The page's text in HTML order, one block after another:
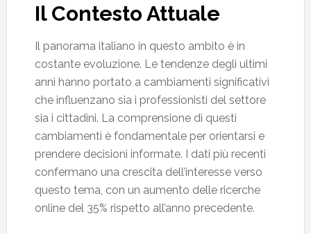
Il Contesto Attuale
Il panorama italiano in questo ambito è in
costante evoluzione. Le tendenze degli ultimi
anni hanno portato a cambiamenti significativi
che influenzano sia i professionisti del settore
sia i cittadini. La comprensione di questi
cambiamenti è fondamentale per orientarsi e
prendere decisioni informate. I dati più recenti
confermano una crescita dell’interesse verso
questo tema, con un aumento delle ricerche
online del 35% rispetto all’anno precedente.